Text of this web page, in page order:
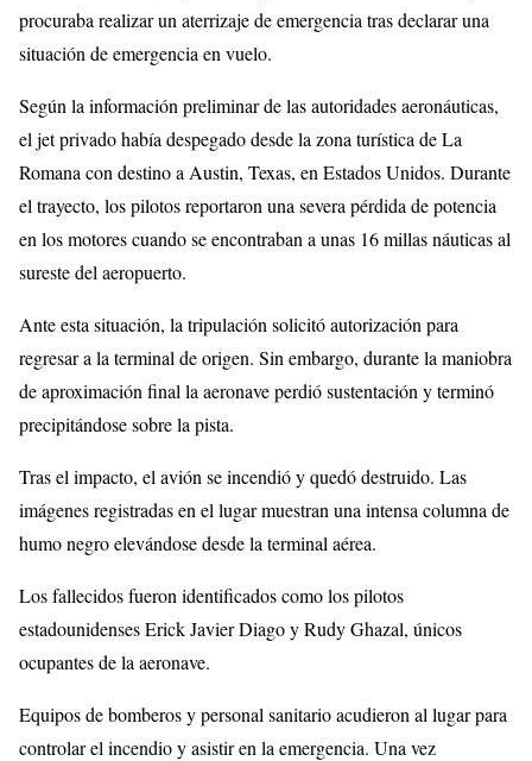
procuraba realizar un aterrizaje de emergencia tras declarar una
situación de emergencia en vuelo.
Según la información preliminar de las autoridades aeronáuticas,
el jet privado había despegado desde la zona turística de La
Romana con destino a Austin, Texas, en Estados Unidos. Durante
el trayecto, los pilotos reportaron una severa pérdida de potencia
en los motores cuando se encontraban a unas 16 millas náuticas al
sureste del aeropuerto.
Ante esta situación, la tripulación solicitó autorización para
regresar a la terminal de origen. Sin embargo, durante la maniobra
de aproximación final la aeronave perdió sustentación y terminó
precipitándose sobre la pista.
Tras el impacto, el avión se incendió y quedó destruido. Las
imágenes registradas en el lugar muestran una intensa columna de
humo negro elevándose desde la terminal aérea.
Los fallecidos fueron identificados como los pilotos
estadounidenses Erick Javier Diago y Rudy Ghazal, únicos
ocupantes de la aeronave.
Equipos de bomberos y personal sanitario acudieron al lugar para
controlar el incendio y asistir en la emergencia. Una vez